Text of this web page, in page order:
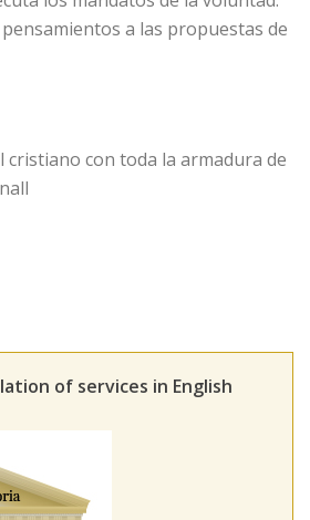
a las propuestas de
cristiano con toda la armadura de
of services in English